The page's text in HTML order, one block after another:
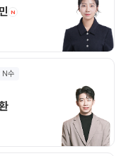
N 윤수민 선생님 홈 바로
N수
황수환 선생님 홈 바로가기